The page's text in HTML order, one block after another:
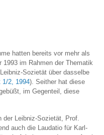
hatten bereits vor mehr als
im Rahmen der Thematik
Sozietät über dasselbe
1/2, 1994). Seither hat diese
im Gegenteil, diese
der Leibniz-Sozietät, Prof.
auch die Laudatio für Karl-